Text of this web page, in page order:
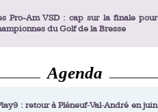
Pro-Am VSD : cap sur la finale pour
du Golf de la Bresse
Pro-Am VSD : Golf du Prieuré, elles
leur billet pour la finale
Agenda
: retour à Pléneuf‑Val‑André en juin